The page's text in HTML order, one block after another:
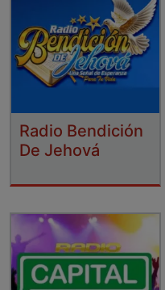
Radio Bendición
De Jehová